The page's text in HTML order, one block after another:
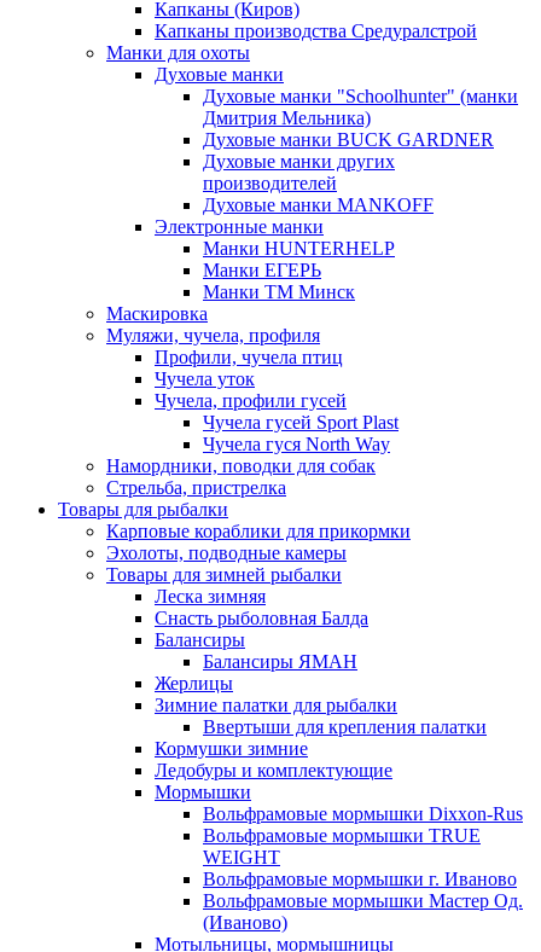
Капканы (Киров)
Капканы производства Средуралстрой
Манки для охоты
Духовые манки
Духовые манки "Schoolhunter" (манки
Дмитрия Мельника)
Духовые манки BUCK GARDNER
Духовые манки других
производителей
Духовые манки MANKOFF
Электронные манки
Манки HUNTERHELP
Манки ЕГЕРЬ
Манки ТМ Минск
Маскировка
Муляжи, чучела, профиля
Профили, чучела птиц
Чучела уток
Чучела, профили гусей
Чучела гусей Sport Plast
Чучела гуся North Way
Намордники, поводки для собак
Стрельба, пристрелка
Товары для рыбалки
Карповые кораблики для прикормки
Эхолоты, подводные камеры
Товары для зимней рыбалки
Леска зимняя
Снасть рыболовная Балда
Балансиры
Балансиры ЯМАН
Жерлицы
Зимние палатки для рыбалки
Ввертыши для крепления палатки
Кормушки зимние
Ледобуры и комплектующие
Мормышки
Вольфрамовые мормышки Dixxon-Rus
Вольфрамовые мормышки TRUE
WEIGHT
Вольфрамовые мормышки г. Иваново
Вольфрамовые мормышки Мастер Од.
(Иваново)
Мотыльницы, мормышницы